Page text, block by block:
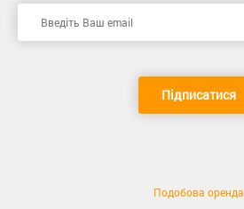
Підписатися
Подобова оренда